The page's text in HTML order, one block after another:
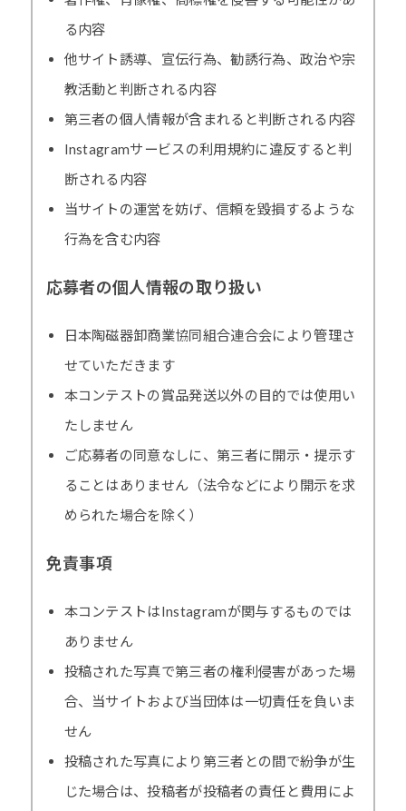
る内容
他サイト誘導、宣伝行為、勧誘行為、政治や宗
教活動と判断される内容
第三者の個人情報が含まれると判断される内容
Instagramサービスの利用規約に違反すると判
断される内容
当サイトの運営を妨げ、信頼を毀損するような
行為を含む内容
応募者の個人情報の取り扱い
日本陶磁器卸商業協同組合連合会により管理さ
せていただきます
本コンテストの賞品発送以外の目的では使用い
たしません
ご応募者の同意なしに、第三者に開示・提示す
ることはありません（法令などにより開示を求
められた場合を除く）
免責事項
本コンテストはInstagramが関与するものでは
ありません
投稿された写真で第三者の権利侵害があった場
合、当サイトおよび当団体は一切責任を負いま
せん
投稿された写真により第三者との間で紛争が生
じた場合は、投稿者が投稿者の責任と費用によ